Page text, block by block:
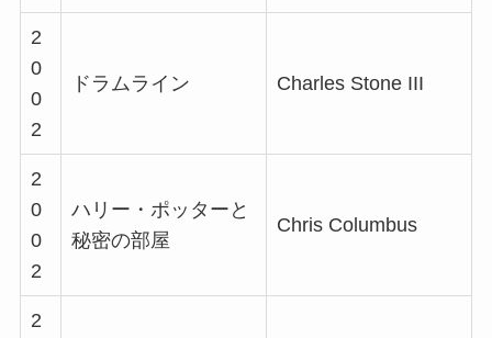
2
0
0
2
ドラムライン Charles Stone III
2
0
0
2
ハリー・ポッターと
秘密の部屋
Chris Columbus
2